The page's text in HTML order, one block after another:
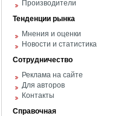
Производители
Тенденции рынка
Мнения и оценки
Новости и статистика
Сотрудничество
Реклама на сайте
Для авторов
Контакты
Справочная